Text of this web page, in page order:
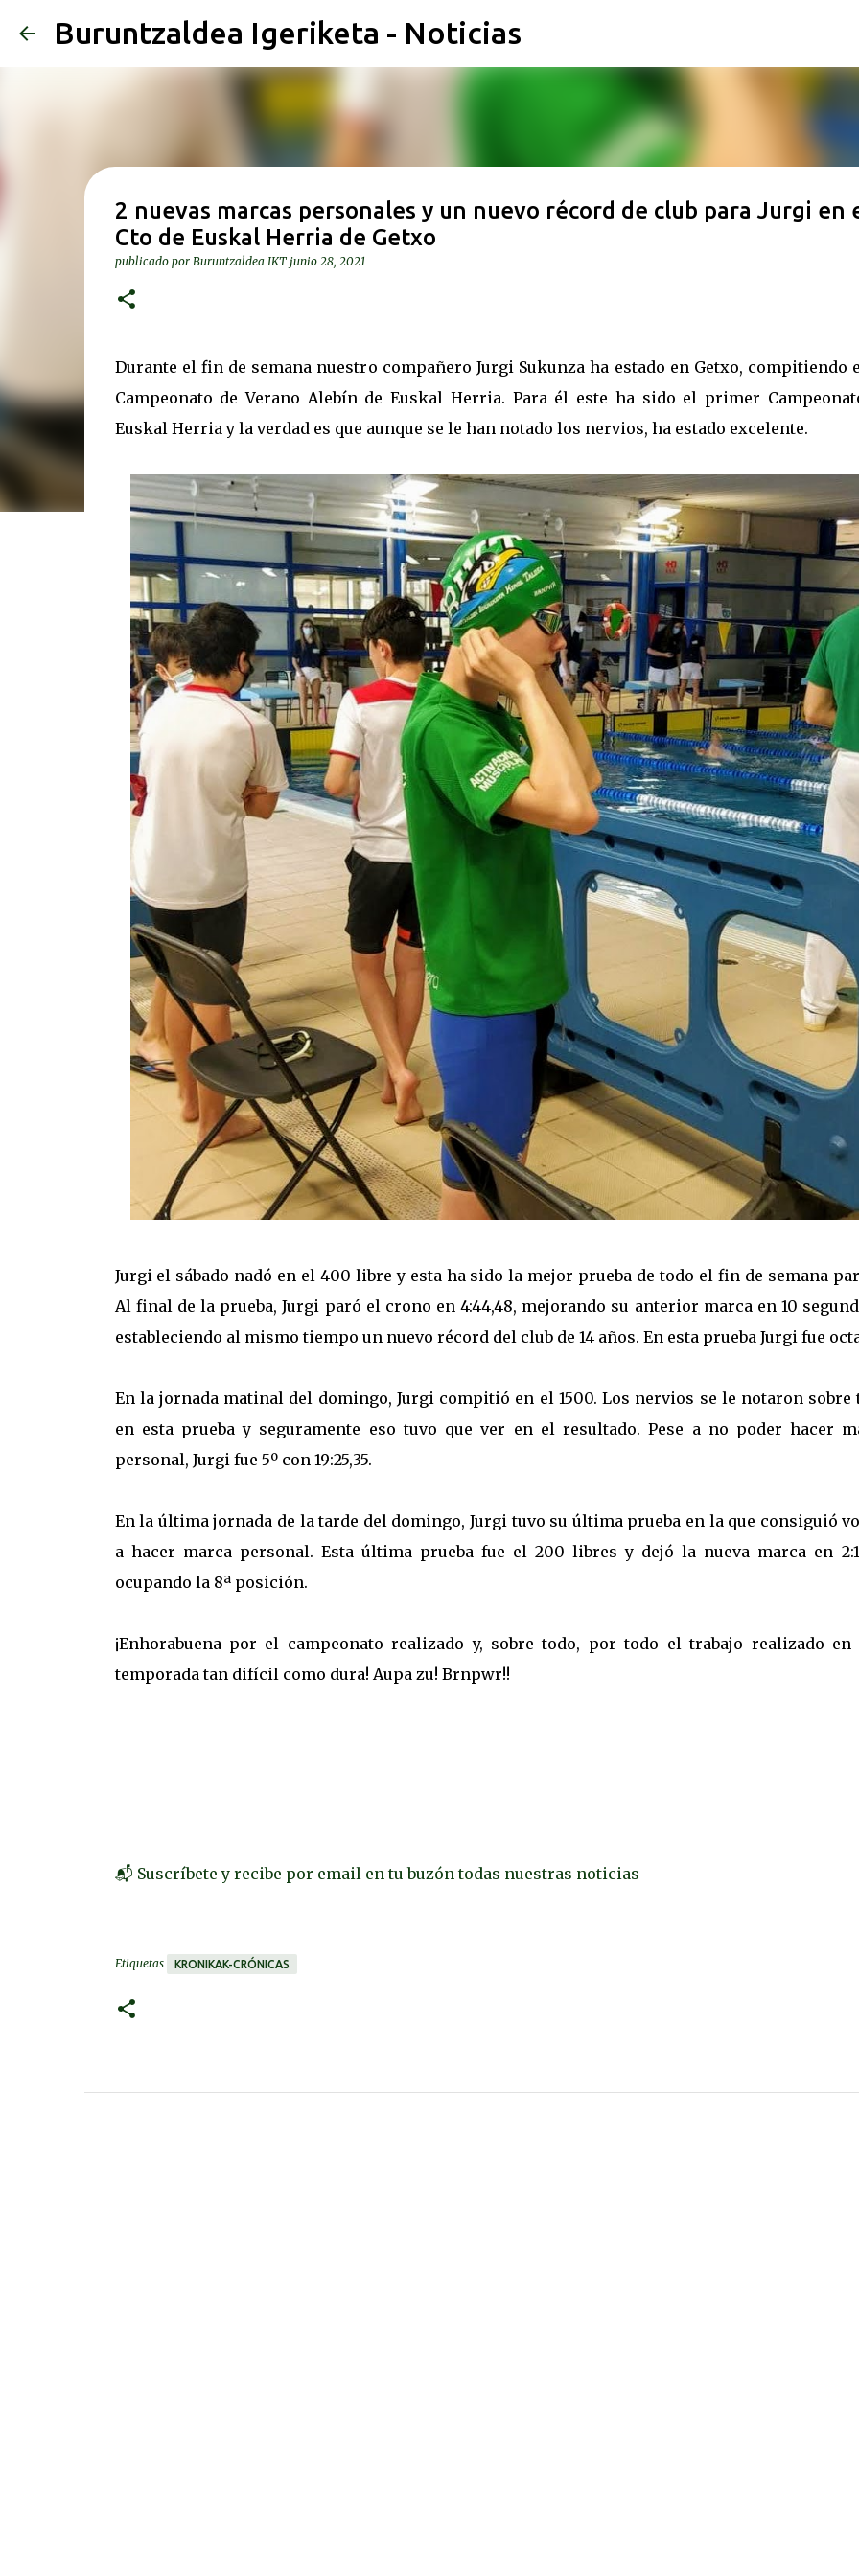
Buruntzaldea Igeriketa - Noticias
2 nuevas marcas personales y un nuevo récord de club para Jurgi en
Cto de Euskal Herria de Getxo
publicado por Buruntzaldea IKT junio 28, 2021
Durante el fin de semana nuestro compañero Jurgi Sukunza ha estado en Getxo, compitiendo
Campeonato de Verano Alebín de Euskal Herria. Para él este ha sido el primer
Euskal Herria y la verdad es que aunque se le han notado los nervios, ha estado excelente.
Jurgi el sábado nadó en el 400 libre y esta ha sido la mejor prueba de todo el fin de semana
Al final de la prueba, Jurgi paró el crono en 4:44,48, mejorando su anterior marca en 10
estableciendo al mismo tiempo un nuevo récord del club de 14 años. En esta prueba Jurgi fue
En la jornada matinal del domingo, Jurgi compitió en el 1500. Los nervios se le notaron sobre
en esta prueba y seguramente eso tuvo que ver en el resultado. Pese a no poder hacer
personal, Jurgi fue 5º con 19:25,35.
En la última jornada de la tarde del domingo, Jurgi tuvo su última prueba en la que consiguió
a hacer marca personal. Esta última prueba fue el 200 libres y dejó la nueva marca en
ocupando la 8ª posición.
¡Enhorabuena por el campeonato realizado y, sobre todo, por todo el trabajo realizado en
temporada tan difícil como dura! Aupa zu! Brnpwr!!
📬 Suscríbete y recibe por email en tu buzón todas nuestras noticias
Etiquetas KRONIKAK-CRÓNICAS